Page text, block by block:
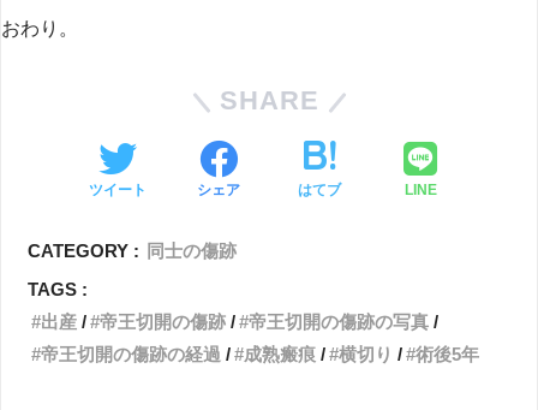
おわり。
SHARE
ツイート シェア はてブ LINE
CATEGORY : 同士の傷跡
TAGS :
出産
帝王切開の傷跡
帝王切開の傷跡の写真
帝王切開の傷跡の経過
成熟瘢痕 横切り 術後5年